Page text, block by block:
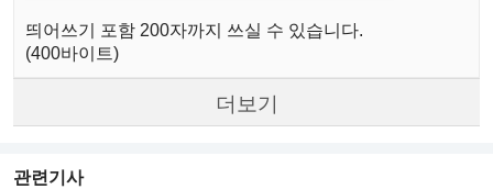
띄어쓰기 포함 200자까지 쓰실 수 있습니다.
(400바이트)
더보기
관련기사